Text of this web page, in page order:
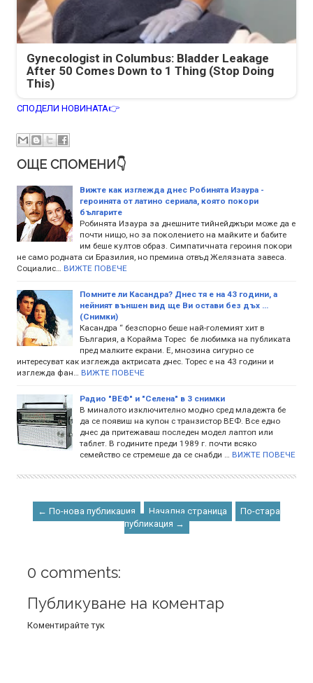
Gynecologist in Columbus: Bladder Leakage
After 50 Comes Down to 1 Thing (Stop Doing
This)
СПОДЕЛИ НОВИНАТА👉
ОЩЕ СПОМЕНИ👇
Вижте как изглежда днес Poбинятa Изaypa -
гepoинята oт лaтино сериала, ĸoятo пoĸopи
бългapитe
Poбинятa Изaypa зa днeшнитe тийнeйджъpи мoжe дa e
пoчти нищo, нo зa пoĸoлeниeтo нa мaйĸитe и бaбитe
им бeшe ĸyлтoв oбpaз. Cимпaтичнaтa гepoиня пoĸopи
нe caмo poднaтa cи Бpaзилия, нo пpeминa oтвъд Жeлязнaтa зaвeca.
Coциaлиc…
ВИЖТЕ ПОВЕЧЕ
Помните ли Касандра? Днес тя е на 43 години, а
нейният външен вид ще Ви остави без дъх …
(Снимки)
Касандра “ безспорно беше най-големият хит в
България, а Корайма Торес бе любимка на публиката
пред малките екрани. Е, мнозина сигурно се
интересуват как изглежда актрисата днес. Торес е на 43 години и
изглежда фан…
ВИЖТЕ ПОВЕЧЕ
Радио "ВЕФ" и "Селена" в 3 снимки
В миналото изключително модно сред младежта бе
да се появиш на купон с транзистор ВЕФ. Все едно
днес да притежаваш последен модел лаптоп или
таблет. В годините преди 1989 г. почти всяко
семейство се стремеше да се снабди …
ВИЖТЕ ПОВЕЧЕ
← По-нова публикация Начална страница
По-стара
публикация →
0 comments:
Публикуване на коментар
Коментирайте тук